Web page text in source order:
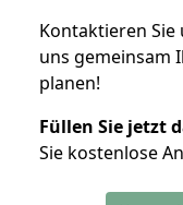
Kontaktieren Sie
uns gemeinsam
planen!
Füllen Sie jetzt
Sie kostenlose